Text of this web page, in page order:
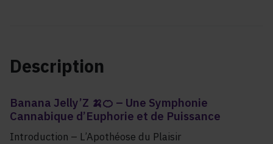
Description
Banana Jelly’Z 🍌🍊 – Une Symphonie
Cannabique d’Euphorie et de Puissance
Introduction – L’Apothéose du Plaisir